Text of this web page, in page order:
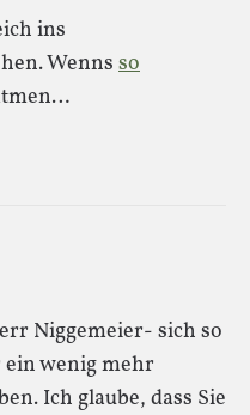
ins
Wenns so
Niggemeier- sich so
wenig mehr
Ich glaube, dass Sie